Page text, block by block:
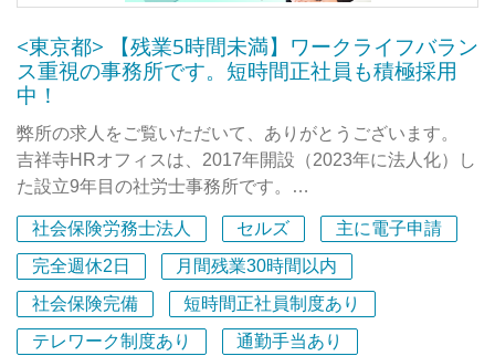
え、喜ばれる仕事に専念できます。（ノーノルマ）
・完全週休2日制で、年間休日（土日祝・夏季・年末年
始）は125日程度あります（その年の暦によります）
・有給休暇はお互いが協力して取りやすい体制を構築して
います。
・ＩＴツール、デュアルモニターの活用で作業の効率化を
図っています。
・事務所内完全禁煙です。喫煙者は採用していません。
・ハラスメントは一切発生させません。
・年に2回所長と面談があります。（要望があれば何回で
も対応いたします）
・結婚・出産後も安心して働けるように産休・育休等を取
弊社では社会保険労務士試験に向けて受験を準備している
皆さんを応援します！
ご興味がございましたら、応募後のメッセージ機能にて、
お気軽にご連絡ください。
お待ちしております！
<東京都> 【残業5時間未満】ワークライフバラン
ス重視の事務所です。短時間正社員も積極採用
中！
弊所の求人をご覧いただいて、ありがとうございます。
吉祥寺HRオフィスは、2017年開設（2023年に法人化）し
た設立9年目の社労士事務所です。
昨年2月に広々とした新オフィスに移転しました。
コーポレートカラーをアクセントにした爽やかな雰囲気の
オフィスです。
南側は窓が多くて日当たりが良いので、気持ちよくお仕事
ができますよ。
社会保険労務士法人 セルズ
主に電子申請
完全週休2日
月間残業30時間以内
社会保険完備
短時間正社員制度あり
テレワーク制度あり
通勤手当あり